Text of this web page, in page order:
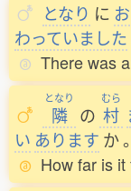
となり に
わっていました
There was
となり
隣 の
むら
村
い あります か。
How far is